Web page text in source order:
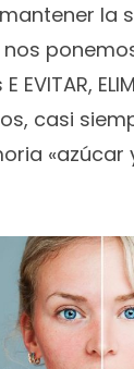
la
EVITAR,
casi
«azúcar